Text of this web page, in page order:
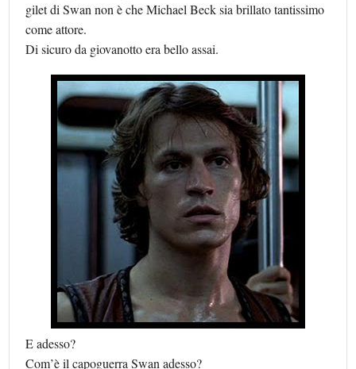
gilet di Swan non è che Michael Beck sia brillato tantissimo
come attore.
Di sicuro da giovanotto era bello assai.
E adesso?
Com’è il capoguerra Swan adesso?